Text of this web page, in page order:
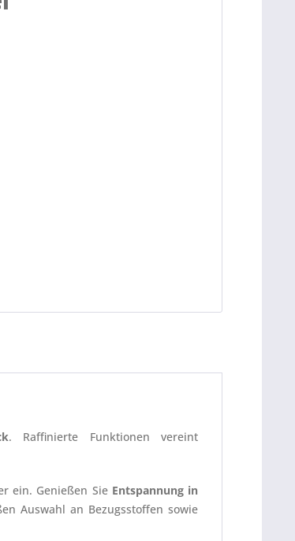
. Raffinierte Funktionen vereint
ein. Genießen Sie Entspannung in
Auswahl an Bezugsstoffen sowie